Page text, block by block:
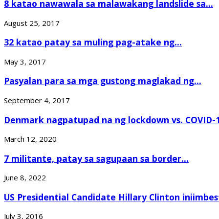
8 katao nawawala sa malawakang landslide sa...
August 25, 2017
32 katao patay sa muling pag-atake ng...
May 3, 2017
Pasyalan para sa mga gustong maglakad ng...
September 4, 2017
Denmark nagpatupad na ng lockdown vs. COVID-
March 12, 2020
7 militante, patay sa sagupaan sa border...
June 8, 2022
US Presidential Candidate Hillary Clinton
July 3, 2016